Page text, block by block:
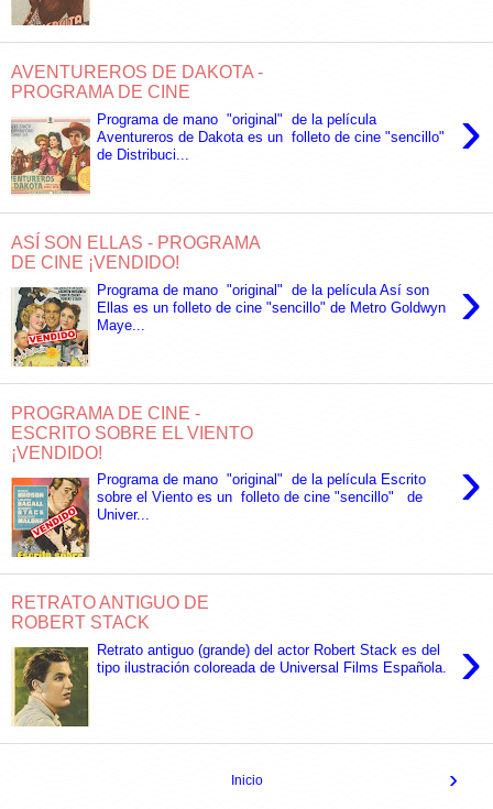
AVENTUREROS DE DAKOTA -
PROGRAMA DE CINE
›
Programa de mano "original" de la película
Aventureros de Dakota es un folleto de cine "sencillo"
de Distribuci...
ASÍ SON ELLAS - PROGRAMA
DE CINE ¡VENDIDO!
›
Programa de mano "original" de la película Así son
Ellas es un folleto de cine "sencillo" de Metro Goldwyn
Maye...
PROGRAMA DE CINE -
ESCRITO SOBRE EL VIENTO
¡VENDIDO!
›
Programa de mano "original" de la película Escrito
sobre el Viento es un folleto de cine "sencillo" de
Univer...
RETRATO ANTIGUO DE
ROBERT STACK
›
Retrato antiguo (grande) del actor Robert Stack es del
tipo ilustración coloreada de Universal Films Española.
›
Inicio